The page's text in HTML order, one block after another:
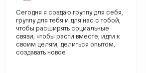
Сегодня я создаю группу для себя,
группу для тебя и для нас с тобой,
чтобы расширять социальные
связи, чтобы расти вместе, идти к
своим целям, делиться опытом,
создавать новое